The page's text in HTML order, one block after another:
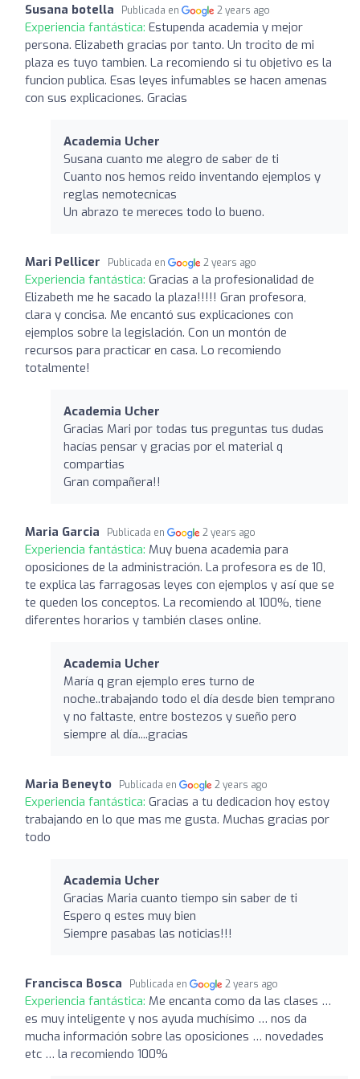
Susana botella Publicada en 2 years ago
Experiencia fantástica: Estupenda academia y mejor
persona. Elizabeth gracias por tanto. Un trocito de mi
plaza es tuyo tambien. La recomiendo si tu objetivo es la
funcion publica. Esas leyes infumables se hacen amenas
con sus explicaciones. Gracias
Academia Ucher
Susana cuanto me alegro de saber de ti
Cuanto nos hemos reido inventando ejemplos y
reglas nemotecnicas
Un abrazo te mereces todo lo bueno.
Mari Pellicer Publicada en 2 years ago
Experiencia fantástica: Gracias a la profesionalidad de
Elizabeth me he sacado la plaza!!!!! Gran profesora,
clara y concisa. Me encantó sus explicaciones con
ejemplos sobre la legislación. Con un montón de
recursos para practicar en casa. Lo recomiendo
totalmente!
Academia Ucher
Gracias Mari por todas tus preguntas tus dudas
hacías pensar y gracias por el material q
compartias
Gran compañera!!
Maria Garcia Publicada en 2 years ago
Experiencia fantástica: Muy buena academia para
oposiciones de la administración. La profesora es de 10,
te explica las farragosas leyes con ejemplos y así que se
te queden los conceptos. La recomiendo al 100%, tiene
diferentes horarios y también clases online.
Academia Ucher
María q gran ejemplo eres turno de
noche..trabajando todo el día desde bien temprano
y no faltaste, entre bostezos y sueño pero
siempre al día....gracias
Maria Beneyto Publicada en 2 years ago
Experiencia fantástica: Gracias a tu dedicacion hoy estoy
trabajando en lo que mas me gusta. Muchas gracias por
todo
Academia Ucher
Gracias Maria cuanto tiempo sin saber de ti
Espero q estes muy bien
Siempre pasabas las noticias!!!
Francisca Bosca Publicada en 2 years ago
Experiencia fantástica: Me encanta como da las clases …
es muy inteligente y nos ayuda muchísimo … nos da
mucha información sobre las oposiciones … novedades
etc … la recomiendo 100%